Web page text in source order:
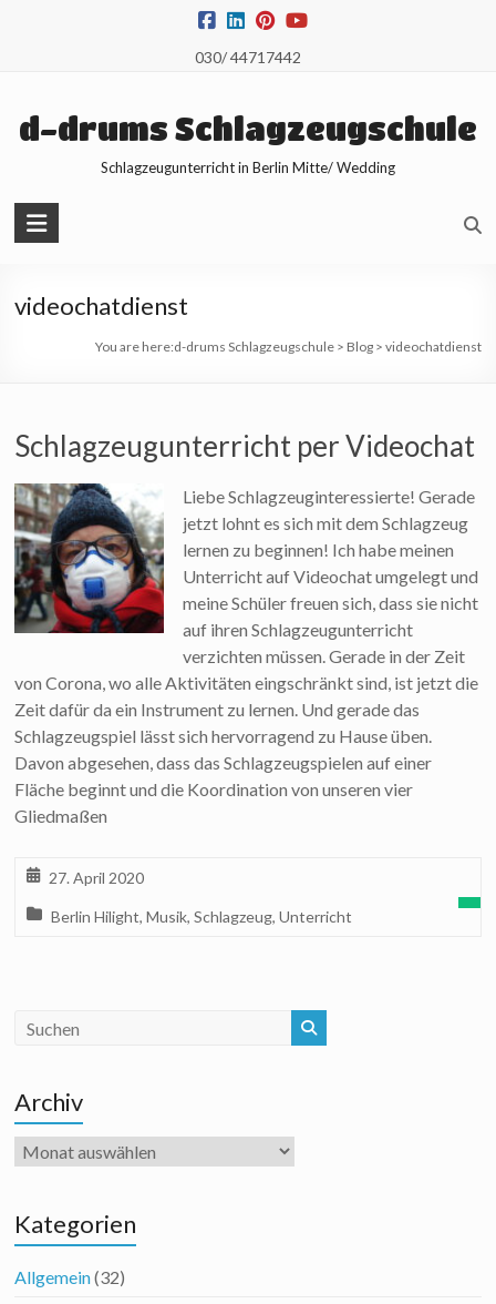
030/ 44717442
d-drums Schlagzeugschule
Schlagzeugunterricht in Berlin Mitte/ Wedding
videochatdienst
You are here:d-drums Schlagzeugschule> Blog> videochatdienst
Schlagzeugunterricht per Videochat
Liebe Schlagzeuginteressierte! Gerade
jetzt lohnt es sich mit dem Schlagzeug
lernen zu beginnen! Ich habe meinen
Unterricht auf Videochat umgelegt und
meine Schüler freuen sich, dass sie nicht
auf ihren Schlagzeugunterricht
verzichten müssen. Gerade in der Zeit
von Corona, wo alle Aktivitäten eingschränkt sind, ist jetzt die
Zeit dafür da ein Instrument zu lernen. Und gerade das
Schlagzeugspiel lässt sich hervorragend zu Hause üben.
Davon abgesehen, dass das Schlagzeugspielen auf einer
Fläche beginnt und die Koordination von unseren vier
Gliedmaßen
27. April 2020
Berlin Hilight,Musik,Schlagzeug,Unterricht
Archiv
Archiv
Kategorien
Allgemein(32)